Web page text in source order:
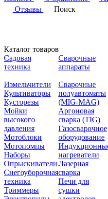
Отзывы
Поиск
Каталог товаров
Садовая
техника
Измельчители
Культиваторы
Кусторезы
Мойки
высокого
давления
Мотоблоки
Мотопомпы
Наборы
Опрыскиватели
Снегоуборочная
техника
Триммеры
Сварочные
аппараты
Сварочные
полуавтоматы
(MIG-MAG)
Аргоновая
сварка (TIG)
Газосварочное
оборудование
нагреватели
Лазерная
сварка
Печи для
сушки